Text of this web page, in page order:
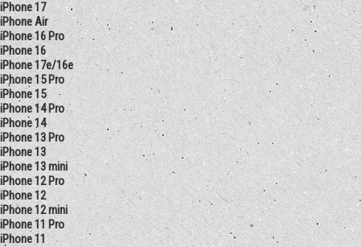
iPhone 17
iPhone Air
iPhone 16 Pro
iPhone 16
iPhone 17e/16e
iPhone 15 Pro
iPhone 15
iPhone 14 Pro
iPhone 14
iPhone 13 Pro
iPhone 13
iPhone 13 mini
iPhone 12 Pro
iPhone 12
iPhone 12 mini
iPhone 11 Pro
iPhone 11